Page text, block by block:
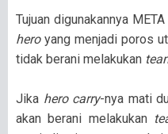
Tujuan digunakannya
hero yang menjadi poros
tidak berani melakukan
Jika hero carry-nya mati
akan berani melakukan